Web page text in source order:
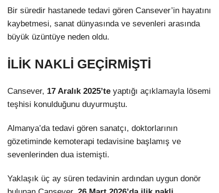
Bir süredir hastanede tedavi gören Cansever’in hayatını
kaybetmesi, sanat dünyasında ve sevenleri arasında
büyük üzüntüye neden oldu.
İLİK NAKLİ GEÇİRMİŞTİ
Cansever, 17 Aralık 2025’te yaptığı açıklamayla lösemi
teşhisi konulduğunu duyurmuştu.
Almanya’da tedavi gören sanatçı, doktorlarının
gözetiminde kemoterapi tedavisine başlamış ve
sevenlerinden dua istemişti.
Yaklaşık üç ay süren tedavinin ardından uygun donör